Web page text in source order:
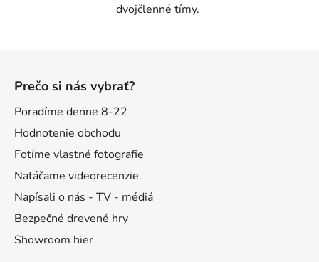
dvojčlenné tímy.
Prečo si nás vybrať?
Poradíme denne 8-22
Hodnotenie obchodu
Fotíme vlastné fotografie
Natáčame videorecenzie
Napísali o nás - TV - médiá
Bezpečné drevené hry
Showroom hier